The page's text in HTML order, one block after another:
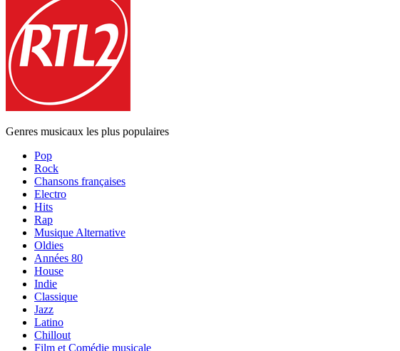
Genres musicaux les plus populaires
Pop
Rock
Chansons françaises
Electro
Hits
Rap
Musique Alternative
Oldies
Années 80
House
Indie
Classique
Jazz
Latino
Chillout
Film et Comédie musicale